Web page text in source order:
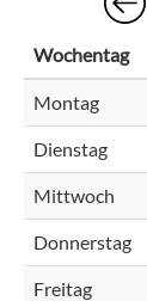
Wochentag
Montag
Dienstag
Mittwoch
Donnerstag
Freitag